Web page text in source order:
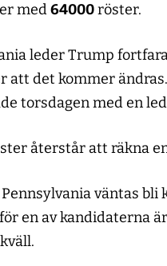
med64000röster.
leder Trump
att det kommer
torsdagen med en
återstår att räkna
väntas bli
en av kandidaterna